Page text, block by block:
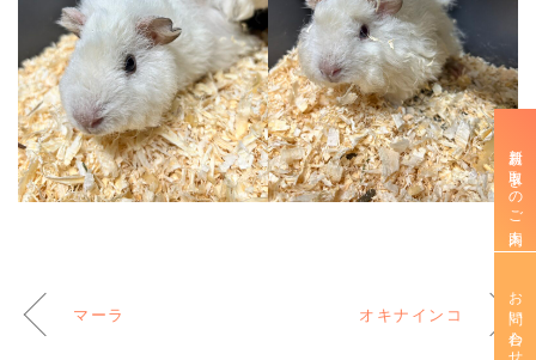
マーラ オキナインコ
新規お取引きのご案内
お問い合わせ